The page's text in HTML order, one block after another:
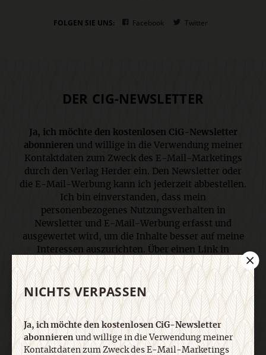
FOLGEN SIE UNS: Facebook Twitter
DER CIG-NEWSLETTER
Ja, ich möchte den kostenlosen CiG-Newsletter
abonnieren und willige in die Verwendung meiner
Kontaktdaten zum Zweck des E-Mail-Marketings
durch den Verlag Herder ein. Den Newsletter oder
die E-Mail-Werbung kann ich jederzeit abbestellen.
Ich bin einverstanden, dass mein
personenbezogenes Nutzungsverhalten in
Newsletter und E-Mail-Werbung erfasst und
ausgewertet wird, um die Inhalte besser auf meine
Interessen auszurichten. Über einen Link in
Newsletter oder E-Mail kann ich diese Funktion
jederzeit ausschalten. Weiterführende
Informationen finden Sie in unseren
Datenschutzhinweisen
E-Mail
NICHTS VERPASSEN
Ja, ich möchte den kostenlosen CiG-Newsletter
abonnierenund willige in die Verwendung meiner
Kontaktdaten zum Zweck des E-Mail-Marketings